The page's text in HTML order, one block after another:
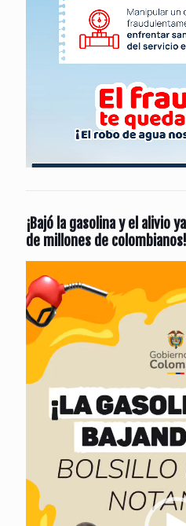
¡Bajó la gasolina y el alivio
de millones de colombianos!
de
vídeo